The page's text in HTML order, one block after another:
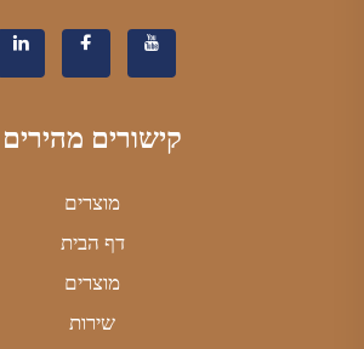
קישורים מהירים
מוצרים
דף הבית
מוצרים
שירות